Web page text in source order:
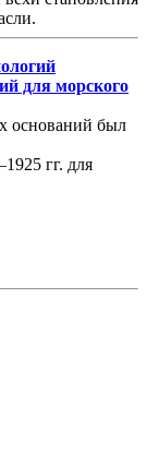
для морского
оснований был
гг. для